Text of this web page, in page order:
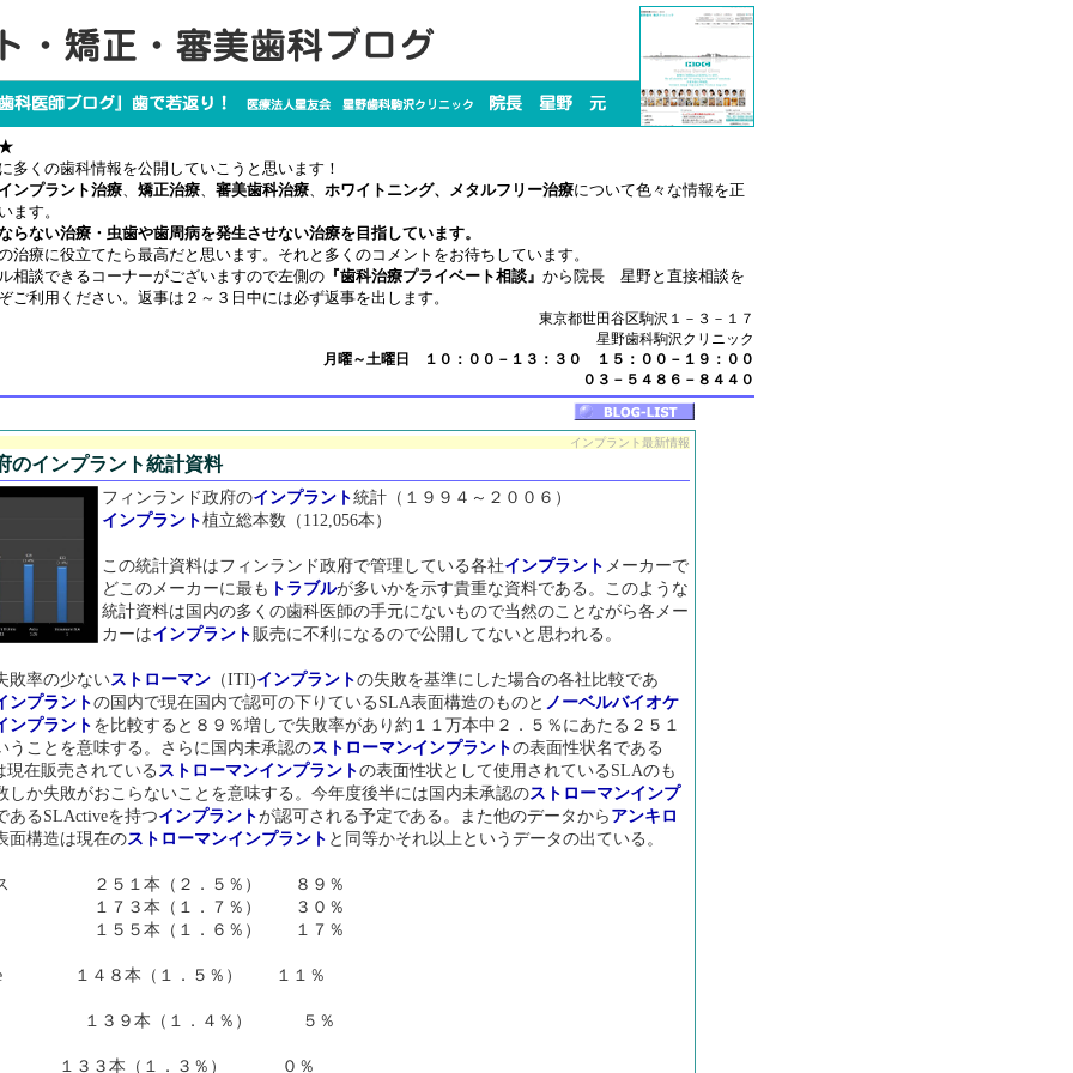
★
多くの歯科情報を公開していこうと思います！
ンプラント治療、 矯正治療、 審美歯科治療、 ホワイトニング、メタルフリー治療について色々な情報を正
ます。
らない治療・虫歯や歯周病を発生させない治療を目指しています。
治療に役立てたら最高だと思います。それと多くのコメントをお待ちしています。
相談できるコーナーがございますので左側の 『歯科治療プライベート相談』 から院長 星野と直接相談を
ご利用ください。返事は２～３日中には必ず返事を出します。
東京都世田谷区駒沢１－３－１７
星野歯科駒沢クリニック
月曜～土曜日 １０：００－１３：３０ １５：００－１９：００
０３－５４８６－８４４０
インプラント最新情報
のインプラント統計資料
フィンランド政府のインプラント統計（１９９４～２００６）
インプラント植立総本数（112,056本）
この統計資料はフィンランド政府で管理している各社インプラント メーカーで
どこのメーカーに最も トラブルが多いかを示す貴重な資料である。このような
統計資料は国内の多くの歯科医師の手元にないもので当然のことながら各メー
カーはインプラント販売に不利になるので公開してないと思われる。
敗率の少ないストローマン （ITI)インプラントの失敗を基準にした場合の各社比較であ
ンプラントの国内で現在国内で認可の下りているSLA表面構造のものと ノーベルバイオケ
ンプラント を比較すると８９％増しで失敗率があり約１１万本中２．５％にあたる２５１
うことを意味する。さらに国内未承認のストローマンインプラントの表面性状名である
現在販売されている ストローマンインプラントの表面性状として使用されているSLAのも
しか失敗がおこらないことを意味する。今年度後半には国内未承認のストローマンインプ
あるSLActiveを持つインプラントが認可される予定である。また他のデータから アンキロ
面構造は現在のストローマンインプラント と同等かそれ以上というデータの出ている。
イス ２５１本（２．５％） ８９％
本（１．７％） ３０％
５５本（１．６％） １７％
１４８本（１．５％） １１％
９本（１．４％） ５％
１３３本（１．３％） ０％